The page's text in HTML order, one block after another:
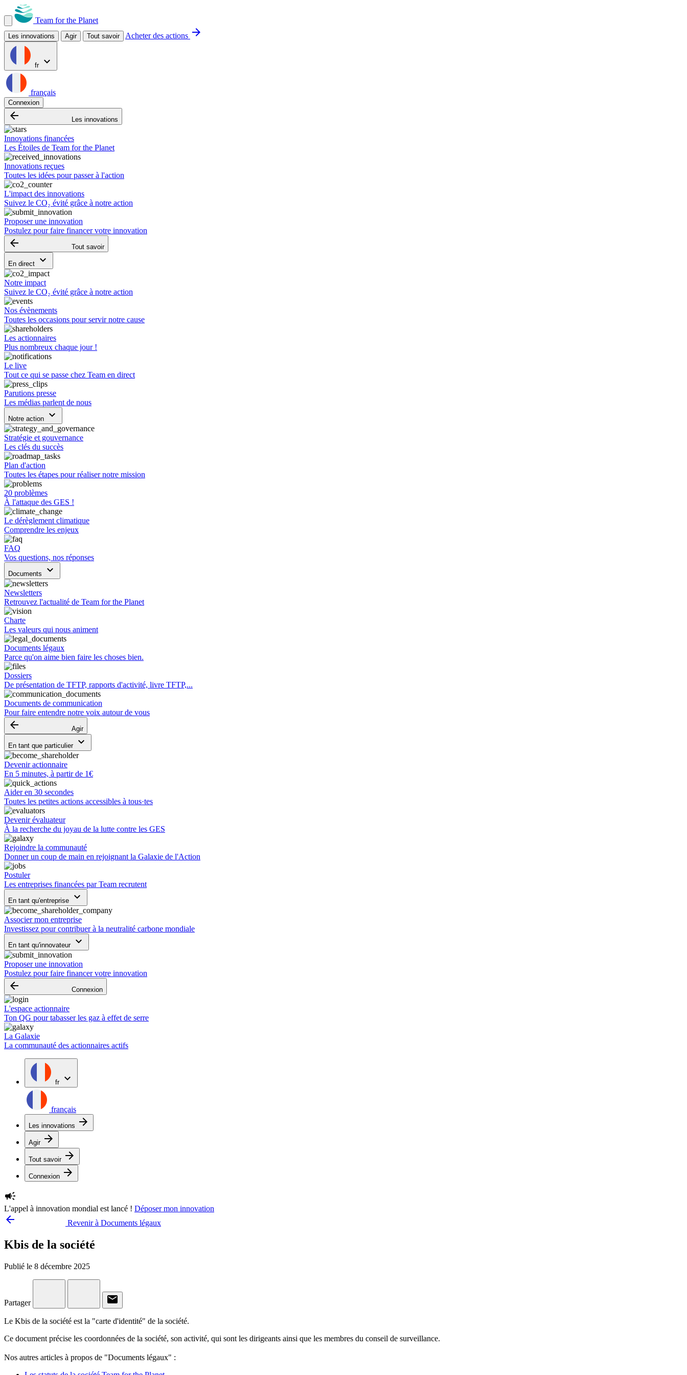
Team for the Planet
Les innovations Agir Tout savoir Acheter des actions arrow_forward
fr expand_more
français
Connexion
arrow_backward Les innovations
Innovations financées
Les Étoiles de Team for the Planet
Innovations reçues
Toutes les idées pour passer à l'action
L'impact des innovations
Suivez le CO₂ évité grâce à notre action
Proposer une innovation
Postulez pour faire financer votre innovation
arrow_backward Tout savoir
En direct keyboard_arrow_down
Notre impact
Suivez le CO₂ évité grâce à notre action
Nos évènements
Toutes les occasions pour servir notre cause
Les actionnaires
Plus nombreux chaque jour !
Le live
Tout ce qui se passe chez Team en direct
Parutions presse
Les médias parlent de nous
Notre action keyboard_arrow_down
Stratégie et gouvernance
Les clés du succès
Plan d'action
Toutes les étapes pour réaliser notre mission
20 problèmes
À l'attaque des GES !
Le dérèglement climatique
Comprendre les enjeux
FAQ
Vos questions, nos réponses
Documents keyboard_arrow_down
Newsletters
Retrouvez l'actualité de Team for the Planet
Charte
Les valeurs qui nous animent
Documents légaux
Parce qu'on aime bien faire les choses bien.
Dossiers
De présentation de TFTP, rapports d'activité, livre TFTP,...
Documents de communication
Pour faire entendre notre voix autour de vous
arrow_backward Agir
En tant que particulier keyboard_arrow_down
Devenir actionnaire
En 5 minutes, à partir de 1€
Aider en 30 secondes
Toutes les petites actions accessibles à tous·tes
Devenir évaluateur
À la recherche du joyau de la lutte contre les GES
Rejoindre la communauté
Donner un coup de main en rejoignant la Galaxie de l'Action
Postuler
Les entreprises financées par Team recrutent
En tant qu'entreprise keyboard_arrow_down
Associer mon entreprise
Investissez pour contribuer à la neutralité carbone mondiale
En tant qu'innovateur keyboard_arrow_down
Proposer une innovation
Postulez pour faire financer votre innovation
arrow_backward Connexion
L'espace actionnaire
Ton QG pour tabasser les gaz à effet de serre
La Galaxie
La communauté des actionnaires actifs
fr expand_more
français
Les innovations arrow_forward
Agir arrow_forward
Tout savoir arrow_forward
Connexion arrow_forward
campaign
L'appel à innovation mondial est lancé ! Déposer mon innovation
arrow_backward Revenir à Documents légaux
Kbis de la société
Publié le 8 décembre 2025
Partager email
Le Kbis de la société est la "carte d'identité" de la société.
Ce document précise les coordonnées de la société, son activité, qui sont les dirigeants ainsi que les membres du conseil de surveillance.
Nos autres articles à propos de "Documents légaux" :